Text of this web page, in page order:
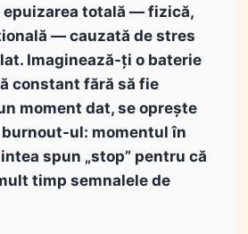
totală — fizică,
— cauzată de stres
Imaginează-ți o baterie
constant fără să fie
moment dat, se oprește
ul: momentul în
spun „stop” pentru că
timp semnalele de